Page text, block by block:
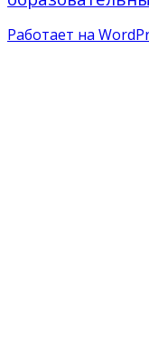
Работает на